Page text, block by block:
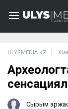
ULYSMEDIA.KZ
Сырым